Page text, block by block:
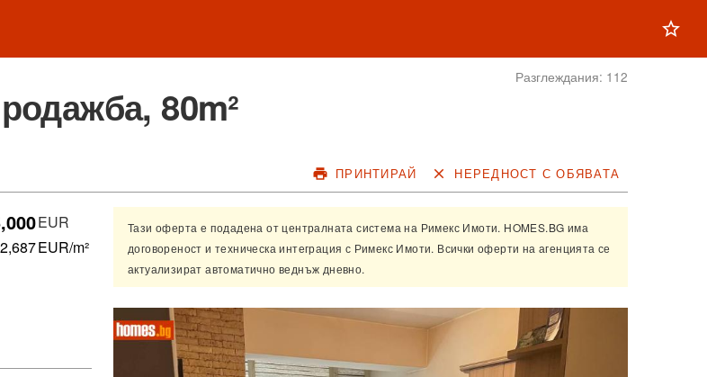
star_outline
Разглеждания: 112
80m²
print ПРИНТИРАЙ close НЕРЕДНОСТ С ОБЯВАТА
Тази оферта е подадена от централната система на Римекс Имоти. HOMES.BG има
договореност и техническа интеграция с Римекс Имоти. Всички оферти на агенцията се
актуализират автоматично веднъж дневно.
EUR
2,687EUR/m²